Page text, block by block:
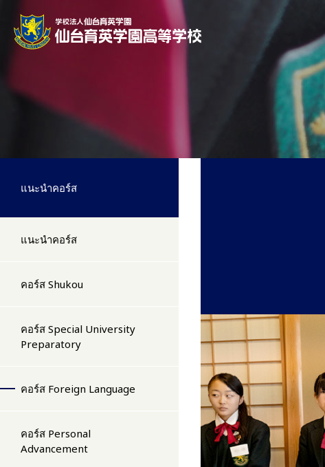
แนะนำคอร์ส
แนะนำคอร์ส
คอร์ส Shukou
คอร์ส Special University
Preparatory
คอร์ส Foreign Language
คอร์ส Personal
Advancement